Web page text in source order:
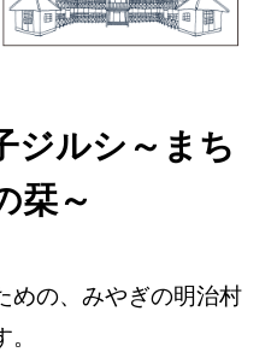
ジルシ～まち
栞～
めの、みやぎの明治村